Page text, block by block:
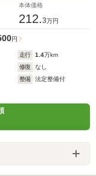
本体価格
212.3万円
円
走行 1.4万km
修復
なし
整備
法定整備付